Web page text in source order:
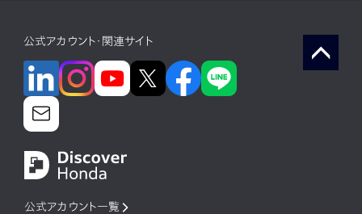
公式アカウント・関連サイト
公式アカウント一覧